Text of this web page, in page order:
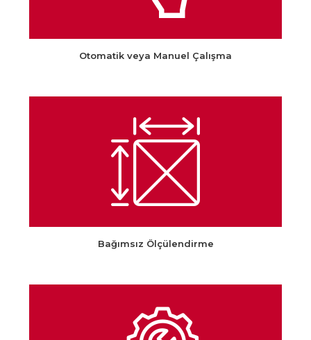
Otomatik veya Manuel Çalışma
Bağımsız Ölçülendirme